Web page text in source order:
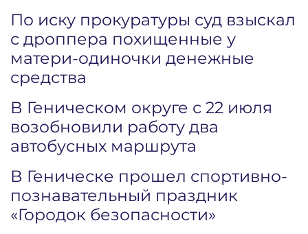
По иску прокуратуры суд взыскал
с дроппера похищенные у
матери-одиночки денежные
средства
В Геническом округе с 22 июля
возобновили работу два
автобусных маршрута
В Геническе прошел спортивно-
познавательный праздник
«Городок безопасности»